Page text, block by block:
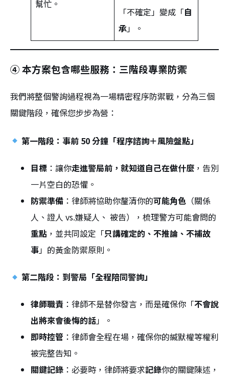
幫忙。
「不確定」變成「自
承」。
④ 本方案包含哪些服務：三階段專業防禦
我們將整個警詢過程視為一場精密程序防禦戰，分為三個
關鍵階段，確保您步步為營：
第一階段：事前 50 分鐘「程序諮詢＋風險盤點」
目標 ：讓你走進警局前，就知道自己在做什麼 ，告別
一片空白的恐懼。
防禦準備 ：律師將協助你釐清你的可能角色 （關係
人、證人 vs.嫌疑人、 被告），梳理警方可能會問的
重點 ，並共同設定「只講確定的、不推論、不補故
事」的黃金防禦原則。
第二階段：到警局「全程陪同警詢」
律師職責 ：律師不是替你發言，而是確保你「不會說
出將來會後悔的話」。
即時控管 ：律師會全程在場，確保你的緘默權等權利
被完整告知。
關鍵記錄 ：必要時，律師將要求記錄你的關鍵陳述，